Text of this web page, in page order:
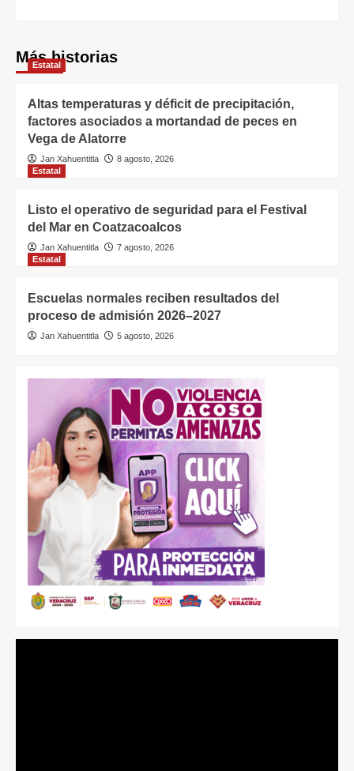
Más historias
Estatal
Altas temperaturas y déficit de precipitación,
factores asociados a mortandad de peces en
Vega de Alatorre
Jan Xahuentitla
8 agosto, 2026
Estatal
Listo el operativo de seguridad para el Festival
del Mar en Coatzacoalcos
Jan Xahuentitla
7 agosto, 2026
Estatal
Escuelas normales reciben resultados del
proceso de admisión 2026–2027
Jan Xahuentitla 5 agosto, 2026